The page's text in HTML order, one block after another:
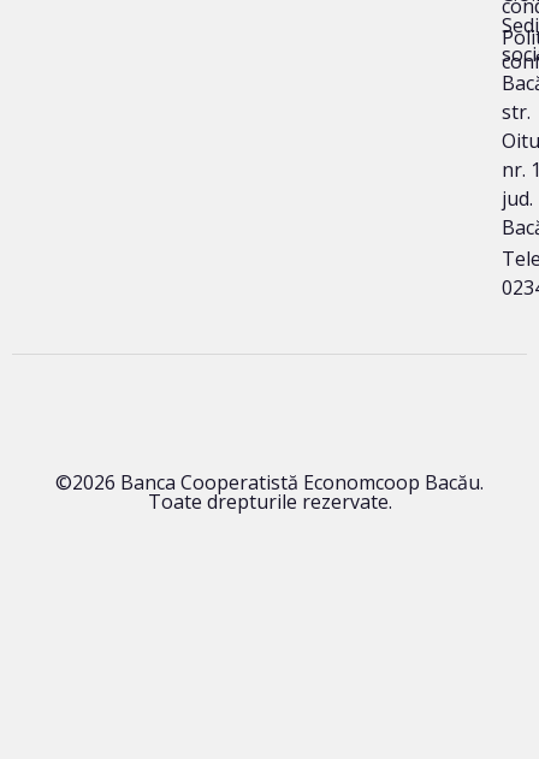
str.
nr.
jud.
©2026 Banca Cooperatistă Economcoop Bacău.
Toate drepturile rezervate.